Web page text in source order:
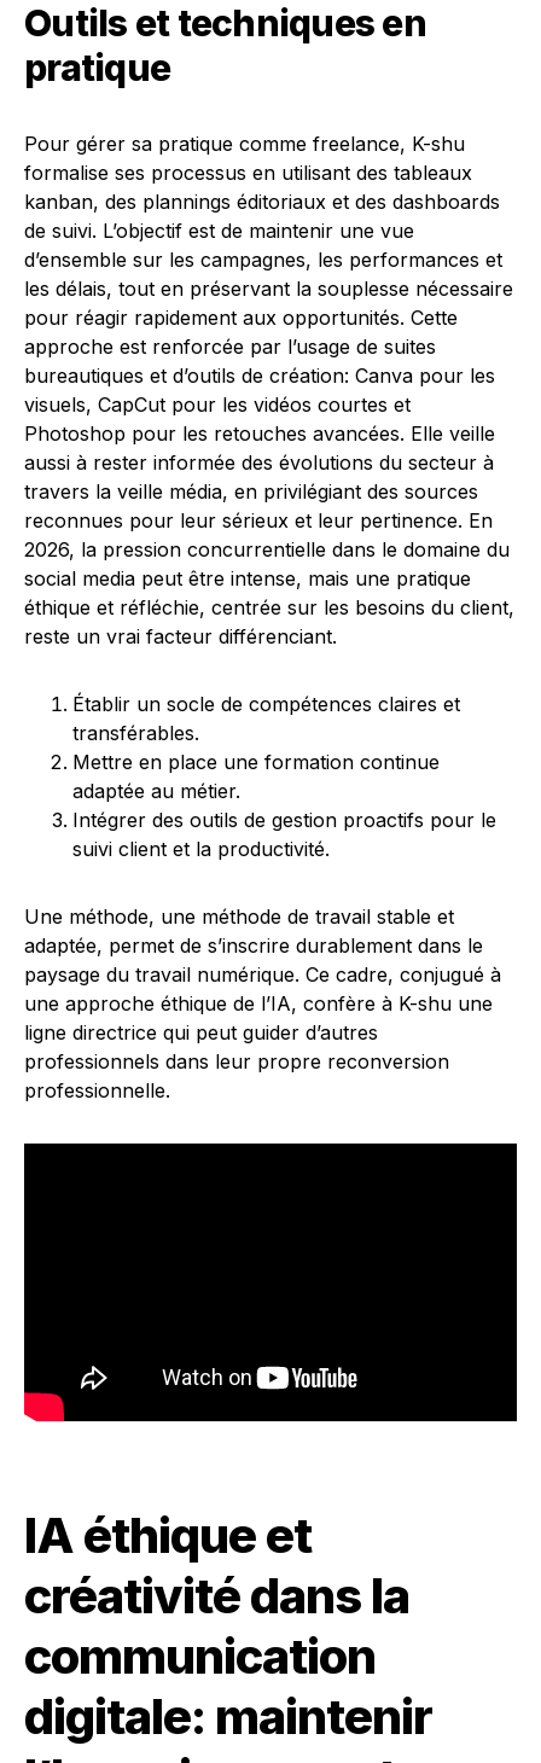
Outils et techniques en
pratique
Pour gérer sa pratique comme freelance, K-shu
formalise ses processus en utilisant des tableaux
kanban, des plannings éditoriaux et des dashboards
de suivi. L’objectif est de maintenir une vue
d’ensemble sur les campagnes, les performances et
les délais, tout en préservant la souplesse nécessaire
pour réagir rapidement aux opportunités. Cette
approche est renforcée par l’usage de suites
bureautiques et d’outils de création: Canva pour les
visuels, CapCut pour les vidéos courtes et
Photoshop pour les retouches avancées. Elle veille
aussi à rester informée des évolutions du secteur à
travers la veille média, en privilégiant des sources
reconnues pour leur sérieux et leur pertinence. En
2026, la pression concurrentielle dans le domaine du
social media peut être intense, mais une pratique
éthique et réfléchie, centrée sur les besoins du client,
reste un vrai facteur différenciant.
Établir un socle de compétences claires et
transférables.
Mettre en place une formation continue
adaptée au métier.
Intégrer des outils de gestion proactifs pour le
suivi client et la productivité.
Une méthode, une méthode de travail stable et
adaptée, permet de s’inscrire durablement dans le
paysage du travail numérique. Ce cadre, conjugué à
une approche éthique de l’IA, confère à K-shu une
ligne directrice qui peut guider d’autres
professionnels dans leur propre reconversion
professionnelle.
IA éthique et
créativité dans la
communication
digitale: maintenir